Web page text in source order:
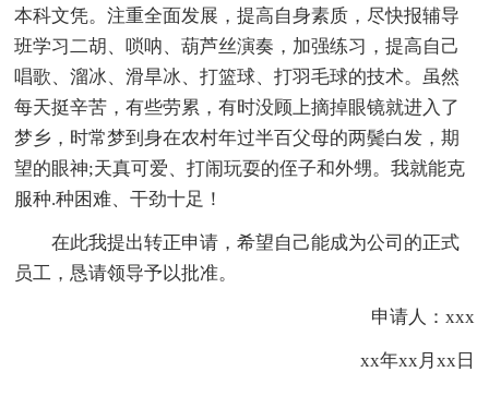
本科文凭。注重全面发展，提高自身素质，尽快报辅导
班学习二胡、唢呐、葫芦丝演奏，加强练习，提高自己
唱歌、溜冰、滑旱冰、打篮球、打羽毛球的技术。虽然
每天挺辛苦，有些劳累，有时没顾上摘掉眼镜就进入了
梦乡，时常梦到身在农村年过半百父母的两鬓白发，期
望的眼神;天真可爱、打闹玩耍的侄子和外甥。我就能克
服种.种困难、干劲十足！
在此我提出转正申请，希望自己能成为公司的正式
员工，恳请领导予以批准。
申请人：xxx
xx年xx月xx日